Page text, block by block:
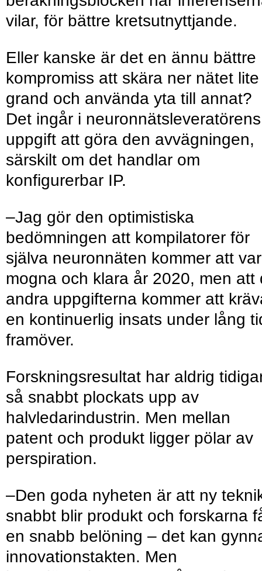
vilar, för bättre kretsutnyttjande.
Eller kanske är det en ännu bättre
kompromiss att skära ner nätet lite
grand och använda yta till annat?
Det ingår i neuronnätsleveratörens
uppgift att göra den avvägningen,
särskilt om det handlar om
konfigurerbar IP.
–Jag gör den optimistiska
bedömningen att kompilatorer för
själva neuronnäten kommer att
mogna och klara år 2020, men att
andra uppgifterna kommer att
en kontinuerlig insats under lång
framöver.
Forskningsresultat har aldrig
så snabbt plockats upp av
halvledarindustrin. Men mellan
patent och produkt ligger pölar av
perspiration.
–Den goda nyheten är att ny
snabbt blir produkt och forskarna
en snabb belöning – det kan
innovationstakten. Men